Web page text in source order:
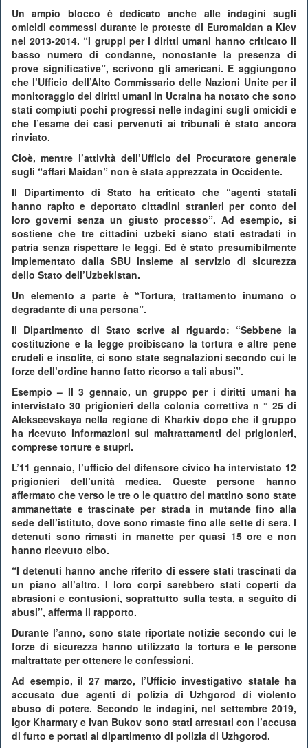
Un ampio blocco è dedicato anche alle indagini sugli
omicidi commessi durante le proteste di Euromaidan a Kiev
nel 2013-2014. “I gruppi per i diritti umani hanno criticato il
basso numero di condanne, nonostante la presenza di
prove significative”, scrivono gli americani. E aggiungono
che l’Ufficio dell’Alto Commissario delle Nazioni Unite per il
monitoraggio dei diritti umani in Ucraina ha notato che sono
stati compiuti pochi progressi nelle indagini sugli omicidi e
che l’esame dei casi pervenuti ai tribunali è stato ancora
rinviato.
Cioè, mentre l’attività dell’Ufficio del Procuratore generale
sugli “affari Maidan” non è stata apprezzata in Occidente.
Il Dipartimento di Stato ha criticato che “agenti statali
hanno rapito e deportato cittadini stranieri per conto dei
loro governi senza un giusto processo”. Ad esempio, si
sostiene che tre cittadini uzbeki siano stati estradati in
patria senza rispettare le leggi. Ed è stato presumibilmente
implementato dalla SBU insieme al servizio di sicurezza
dello Stato dell’Uzbekistan.
Un elemento a parte è “Tortura, trattamento inumano o
degradante di una persona”.
Il Dipartimento di Stato scrive al riguardo: “Sebbene la
costituzione e la legge proibiscano la tortura e altre pene
crudeli e insolite, ci sono state segnalazioni secondo cui le
forze dell’ordine hanno fatto ricorso a tali abusi”.
Esempio – Il 3 gennaio, un gruppo per i diritti umani ha
intervistato 30 prigionieri della colonia correttiva n ° 25 di
Alekseevskaya nella regione di Kharkiv dopo che il gruppo
ha ricevuto informazioni sui maltrattamenti dei prigionieri,
comprese torture e stupri.
L’11 gennaio, l’ufficio del difensore civico ha intervistato 12
prigionieri dell’unità medica. Queste persone hanno
affermato che verso le tre o le quattro del mattino sono state
ammanettate e trascinate per strada in mutande fino alla
sede dell’istituto, dove sono rimaste fino alle sette di sera. I
detenuti sono rimasti in manette per quasi 15 ore e non
hanno ricevuto cibo.
“I detenuti hanno anche riferito di essere stati trascinati da
un piano all’altro. I loro corpi sarebbero stati coperti da
abrasioni e contusioni, soprattutto sulla testa, a seguito di
abusi”, afferma il rapporto.
Durante l’anno, sono state riportate notizie secondo cui le
forze di sicurezza hanno utilizzato la tortura e le persone
maltrattate per ottenere le confessioni.
Ad esempio, il 27 marzo, l’Ufficio investigativo statale ha
accusato due agenti di polizia di Uzhgorod di violento
abuso di potere. Secondo le indagini, nel settembre 2019,
Igor Kharmaty e Ivan Bukov sono stati arrestati con l’accusa
di furto e portati al dipartimento di polizia di Uzhgorod.